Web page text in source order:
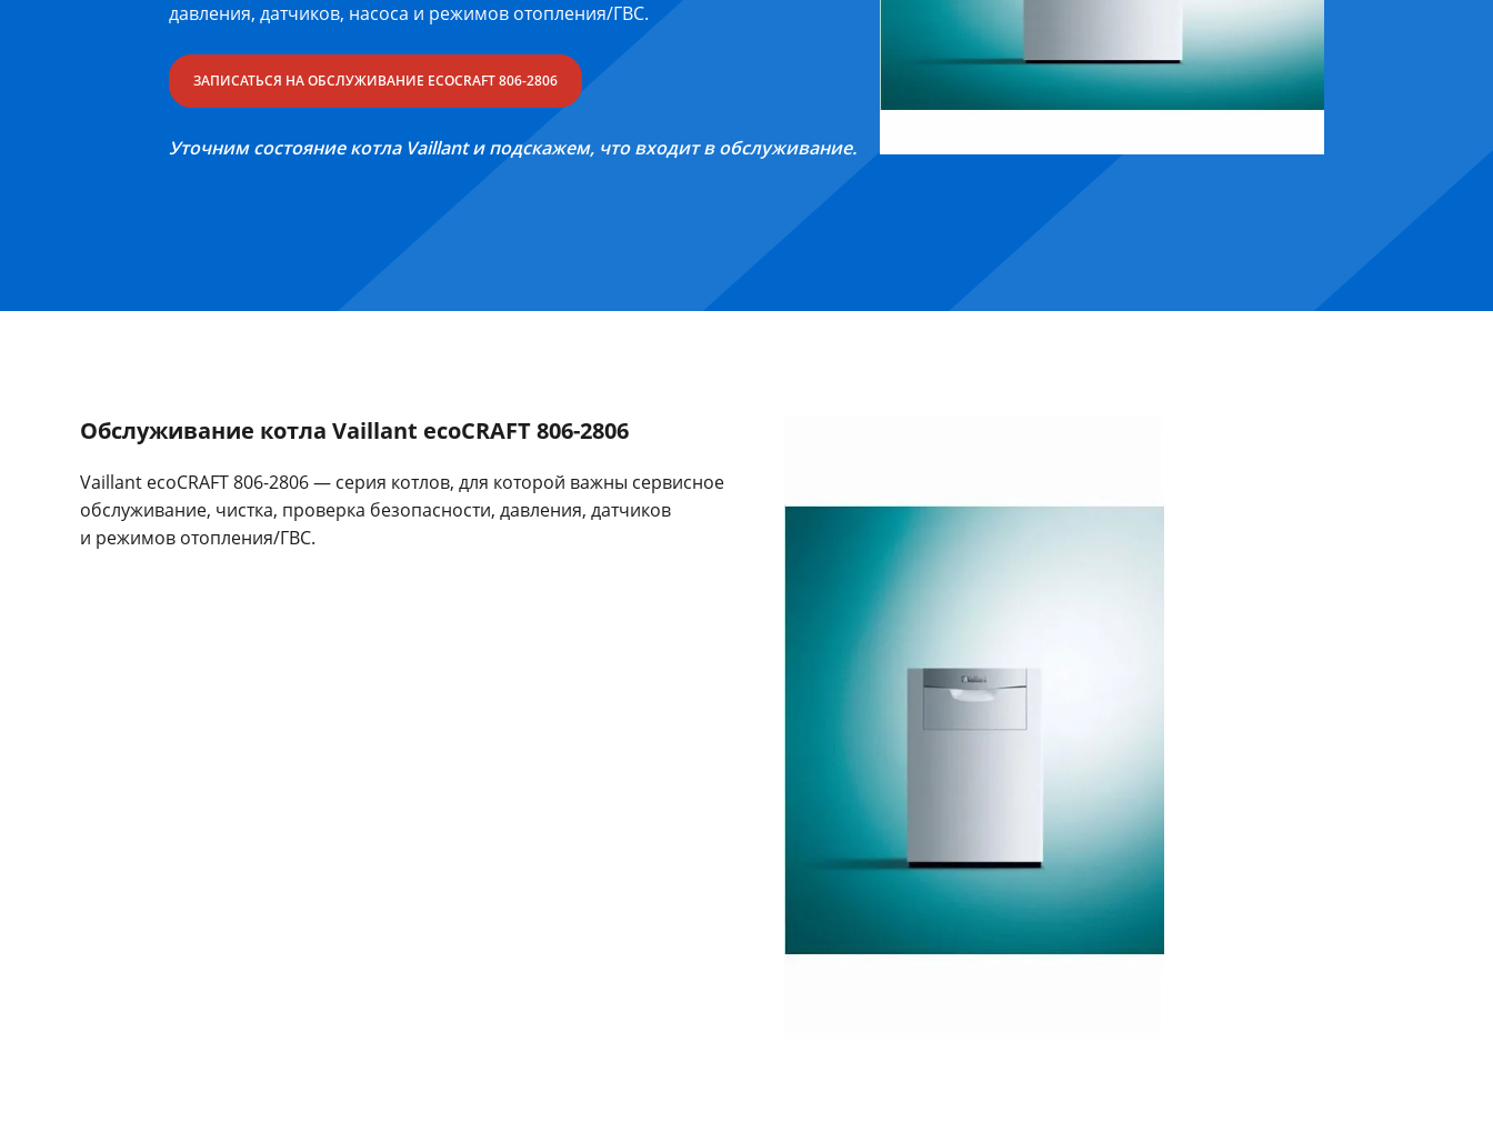
давления, датчиков, насоса и режимов отопления/ГВС.
ЗАПИСАТЬСЯ НА ОБСЛУЖИВАНИЕ ECOCRAFT 806-2806
Уточним состояние котла Vaillant и подскажем, что входит в обслуживание.
Обслуживание котла Vaillant ecoCRAFT 806-2806
Vaillant ecoCRAFT 806-2806 — серия котлов, для которой важны сервисное
обслуживание, чистка, проверка безопасности, давления, датчиков
и режимов отопления/ГВС.